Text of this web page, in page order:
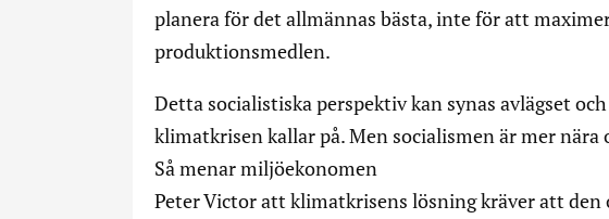
planera för det allmännas bästa, inte för att
produktionsmedlen.
Detta socialistiska perspektiv kan synas avlägset
klimatkrisen kallar på. Men socialismen är mer nära
Så menar miljöekonomen
Peter Victor att klimatkrisens lösning kräver att